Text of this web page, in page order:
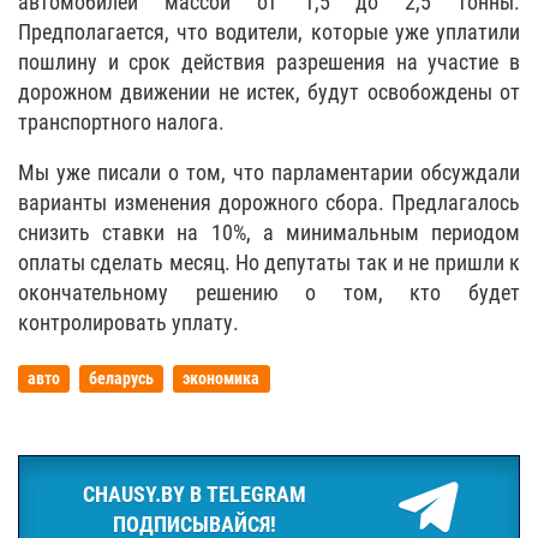
Предполагается, что водители, которые уже уплатили
пошлину и срок действия разрешения на участие в
дорожном движении не истек, будут освобождены от
транспортного налога.
Мы уже писали о том, что парламентарии обсуждали
варианты изменения дорожного сбора. Предлагалось
снизить ставки на 10%, а минимальным периодом
оплаты сделать месяц. Но депутаты так и не пришли к
окончательному решению о том, кто будет
контролировать уплату.
авто беларусь экономика
CHAUSY.BY В TELEGRAM
ПОДПИСЫВАЙСЯ!